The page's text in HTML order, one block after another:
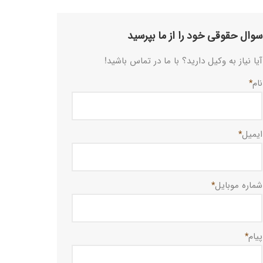
سوال حقوقی خود را از ما بپرسید
آیا نیاز به وکیل دارید؟ با ما در تماس باشید!
نام*
ایمیل*
شماره موبایل*
پیام*